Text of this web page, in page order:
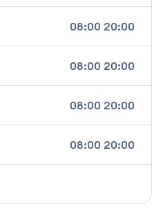
08:00 20:00
08:00 20:00
08:00 20:00
08:00 20:00